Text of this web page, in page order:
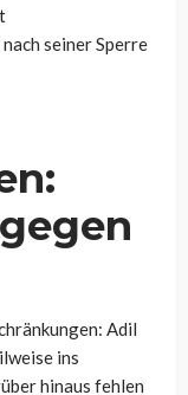
seiner Sperre
Adil
ins
hinaus fehlen